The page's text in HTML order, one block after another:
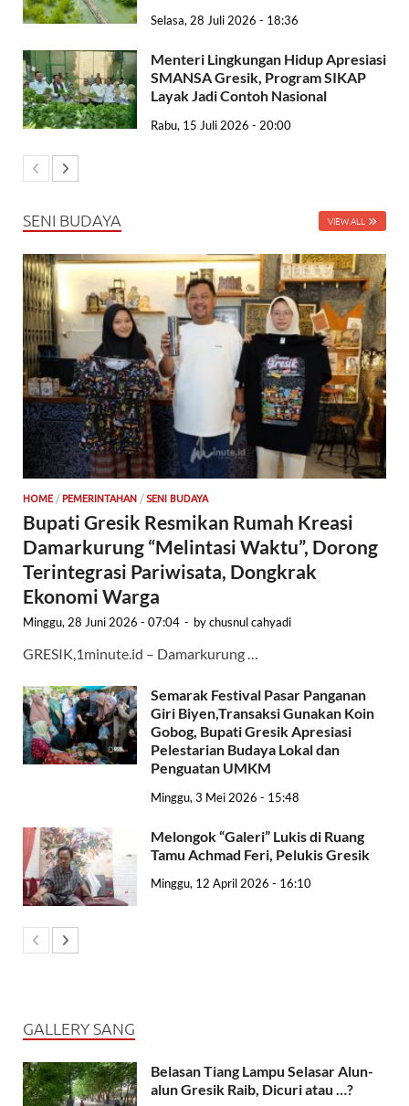
Selasa, 28 Juli 2026 - 18:36
Menteri Lingkungan Hidup Apresiasi
SMANSA Gresik, Program SIKAP
Layak Jadi Contoh Nasional
Rabu, 15 Juli 2026 - 20:00
SENI BUDAYA VIEW ALL
HOME / PEMERINTAHAN / SENI BUDAYA
Bupati Gresik Resmikan Rumah Kreasi
Damarkurung “Melintasi Waktu”, Dorong
Terintegrasi Pariwisata, Dongkrak
Ekonomi Warga
Minggu, 28 Juni 2026 - 07:04 - bychusnul cahyadi
GRESIK,1minute.id – Damarkurung …
Semarak Festival Pasar Panganan
Giri Biyen,Transaksi Gunakan Koin
Gobog, Bupati Gresik Apresiasi
Pelestarian Budaya Lokal dan
Penguatan UMKM
Minggu, 3 Mei 2026 - 15:48
Melongok “Galeri” Lukis di Ruang
Tamu Achmad Feri, Pelukis Gresik
Minggu, 12 April 2026 - 16:10
GALLERY SANG
Belasan Tiang Lampu Selasar Alun-
alun Gresik Raib, Dicuri atau …?